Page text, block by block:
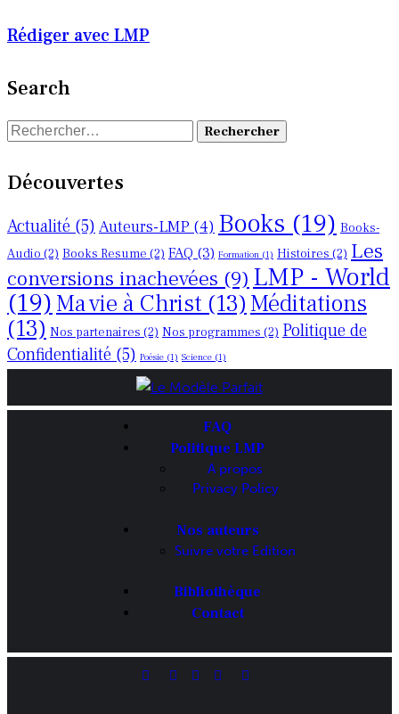
Rédiger avec LMP
Search
Rechercher :
Découvertes
Actualité(5)Auteurs-LMP (4) Books (19) Books-
Audio (2) Books Resume (2) FAQ (3) Formation (1) Histoires (2) Les
conversions inachevées (9) LMP - World
(19) Ma vie à Christ (13) Méditations
(13) Nos partenaires (2) Nos programmes (2) Politique de
Confidentialité(5) Poésie (1) Science (1)
FAQ
Politique LMP
A propos
Privacy Policy
Nos auteurs
Suivre votre Edition
Bibliothèque
Contact